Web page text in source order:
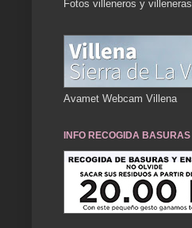
Fotos villeneros y villeneras
Avamet Webcam Villena
INFO RECOGIDA BASURAS